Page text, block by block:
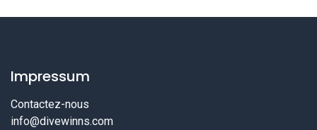
Impressum
Contactez-nous
info@divewinns.com